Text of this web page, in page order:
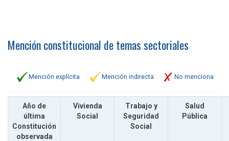
Mención constitucional de temas sectoriales
Mención explícita Mención indirecta No menciona
Año de
última
Constitución
observada
Vivienda
Social
Trabajo y
Seguridad
Social
Salud
Pública